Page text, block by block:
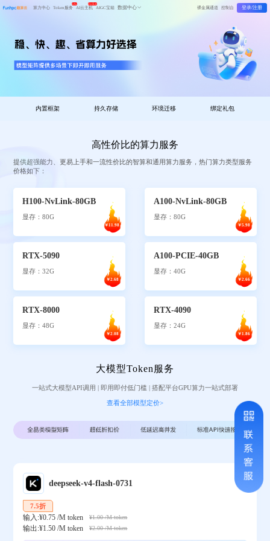
算力中心 Token服务
new
AI云主机
docker
AIGC宝箱 数据中心 裸金属通道 控制台 登录/注册
内置框架 持久存储 环境迁移 绑定礼包
高性价比的算力服务
提供超强能力、更易上手和一流性价比的智算和通用算力服务，热门算力类型服务
价格如下：
H100-NvLink-80GB
显存：80G
￥11.98
A100-NvLink-80GB
显存：80G
￥5.98
RTX-5090
显存：32G
￥2.68
A100-PCIE-40GB
显存：40G
￥2.66
RTX-8000
显存：48G
￥2.08
RTX-4090
显存：24G
￥1.86
大模型Token服务
一站式大模型API调用 | 即用即付低门槛 | 搭配平台GPU算力一站式部署
查看全部模型定价>
deepseek-v4-flash-0731
7.5折
输入:¥0.75 /M token ¥1.00 /M token
输出:¥1.50 /M token ¥2.00 /M token